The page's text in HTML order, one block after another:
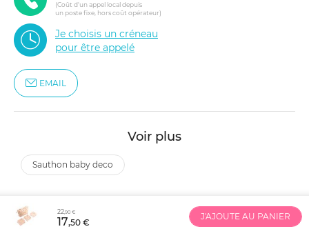
(Coût d'un appel local depuis
un poste fixe, hors coût opérateur)
Je choisis un créneau
pour être appelé
EMAIL
Voir plus
sauthon baby deco
22,90 €
17,50 €
J'AJOUTE AU PANIER